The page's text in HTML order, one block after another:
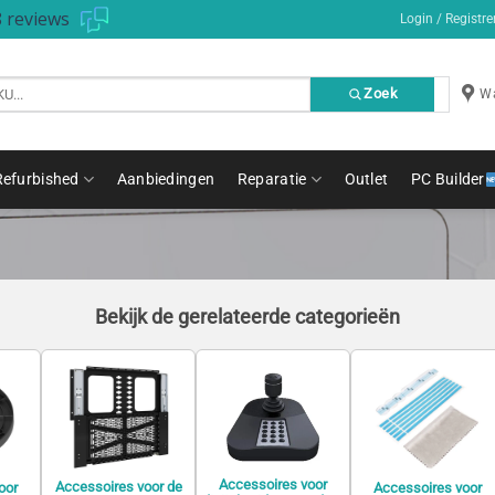
reviews Login /
Zoek
Aanbiedingen Reparatie Outlet PC Builder
Bekijk de gerelateerde categorieën
Accessoires voor de
Accessoires voor
Accessoires voor